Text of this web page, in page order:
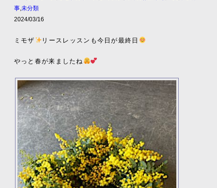
事,未分類
2024/03/16
ミモザ リースレッスンも今日が最終日
やっと春が来ましたね